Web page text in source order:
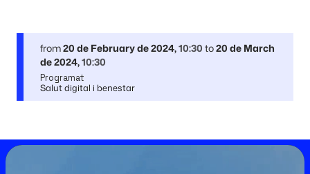
from20 de February de 2024,10:30 to20 de March
de 2024,10:30
Programat
Salut digital i benestar